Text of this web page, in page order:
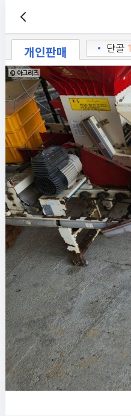
개인판매 • 단골 1
© 아그리즈